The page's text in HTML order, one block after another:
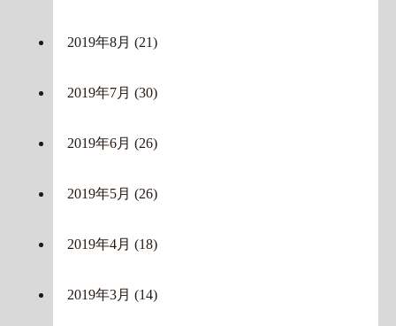
2019年8月 (21)
2019年7月 (30)
2019年6月 (26)
2019年5月 (26)
2019年4月 (18)
2019年3月 (14)